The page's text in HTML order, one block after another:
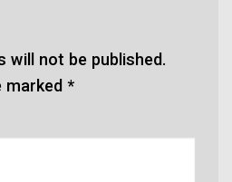
will not be published.
marked *